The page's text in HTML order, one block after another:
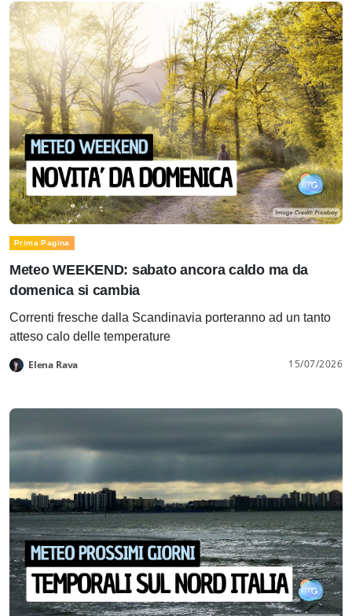
Prima Pagina
Meteo WEEKEND: sabato ancora caldo ma da
domenica si cambia
Correnti fresche dalla Scandinavia porteranno ad un tanto
atteso calo delle temperature
Elena Rava 15/07/2026